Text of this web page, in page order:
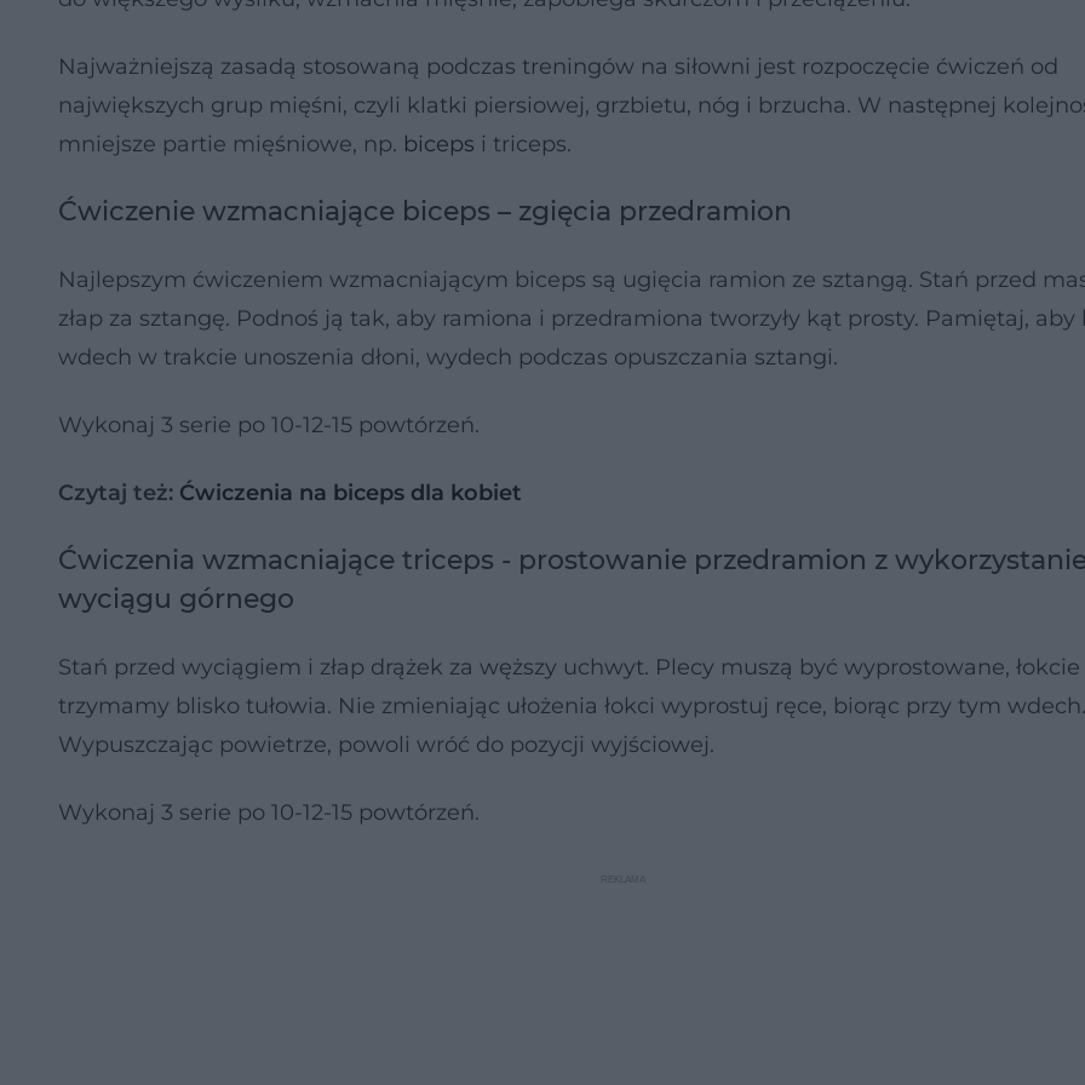
Najważniejszą zasadą stosowaną podczas treningów na siłowni jest rozpoczęcie ćwiczeń od
największych grup mięśni, czyli klatki piersiowej, grzbietu, nóg i brzucha. W następnej
mniejsze partie mięśniowe, np. biceps i triceps.
Ćwiczenie wzmacniające biceps – zgięcia przedramion
Najlepszym ćwiczeniem wzmacniającym biceps są ugięcia ramion ze sztangą. Stań przed
złap za sztangę. Podnoś ją tak, aby ramiona i przedramiona tworzyły kąt prosty. Pamiętaj, aby
wdech w trakcie unoszenia dłoni, wydech podczas opuszczania sztangi.
Wykonaj 3 serie po 10-12-15 powtórzeń.
Czytaj też: Ćwiczenia na biceps dla kobiet
Ćwiczenia wzmacniające triceps - prostowanie przedramion z
wyciągu górnego
Stań przed wyciągiem i złap drążek za węższy uchwyt. Plecy muszą być wyprostowane, łokcie
trzymamy blisko tułowia. Nie zmieniając ułożenia łokci wyprostuj ręce, biorąc przy tym wdech.
Wypuszczając powietrze, powoli wróć do pozycji wyjściowej.
Wykonaj 3 serie po 10-12-15 powtórzeń.